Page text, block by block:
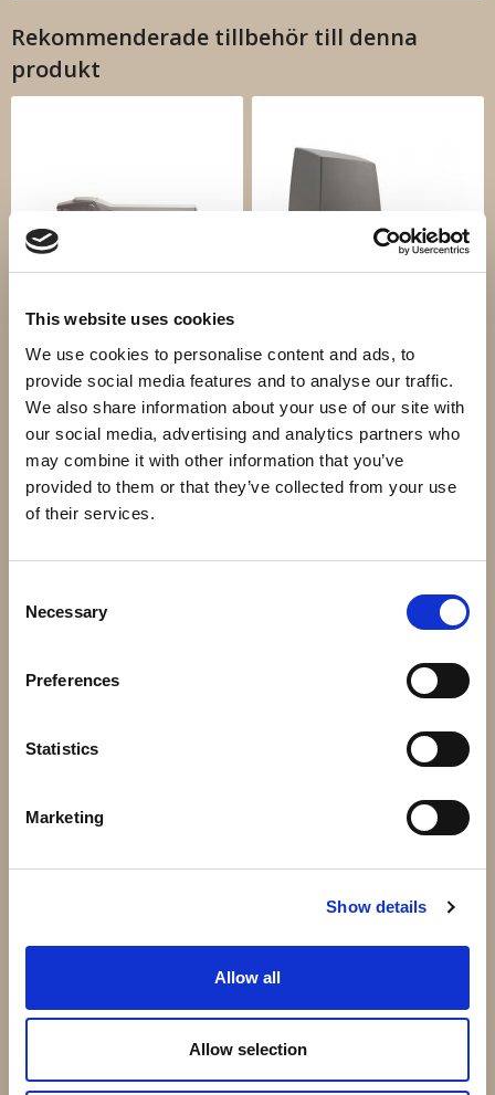
This website uses cookies
We use cookies to personalise content and ads, to
provide social media features and to analyse our traffic.
We also share information about your use of our site with
our social media, advertising and analytics partners who
may combine it with other information that you’ve
provided to them or that they’ve collected from your use
of their services.
Selection
Necessary
Preferences
Statistics
Marketing
Show details
Allow all
Allow selection
Rekommenderade tillbehör till denna
produkt
Dubbelgrind Optimo OP2
11 400 kr
Info Köp
12 280 kr
Info Köp
Dubbelgrind Optimo OP5
motor
Info
Skjutgrind Acer motor upp
Andra har även köpt
62.110 - H140mm
55.001 - 380x190mm